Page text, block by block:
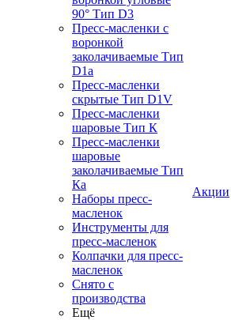
90° Тип D3
Пресс-масленки с
воронкой
заколачиваемые Тип
D1a
Пресс-масленки
скрытые Тип D1V
Пресс-масленки
шаровые Тип К
Пресс-масленки
шаровые
заколачиваемые Тип
Кa
Наборы пресс-
масленок
Инструменты для
пресс-масленок
Колпачки для пресс-
масленок
Снято с
производства
Ещё
Акции